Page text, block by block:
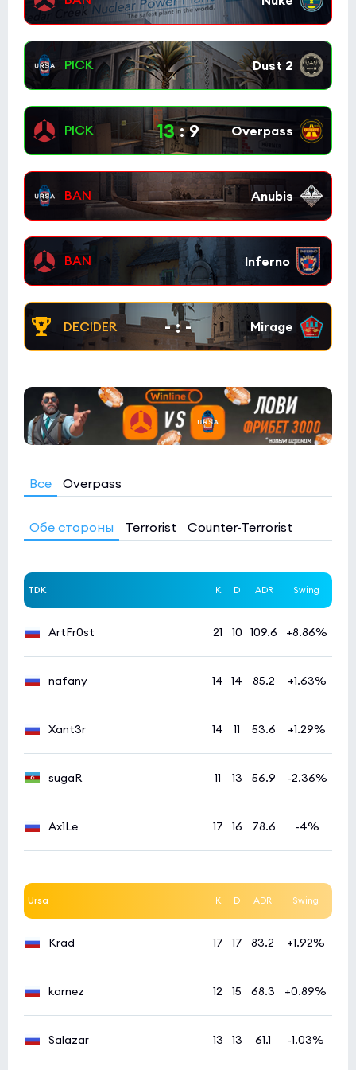
Grêmio
Keyd Stars 1
0:0
CCT 2026 Europe Series 6 (bo3)
CYBERSHOKE 0
GenOne 0
11:10
Tipsport Open Cup 1(bo3)
UNiTY 0
NAVI Junior 0
8:4
13 : 9
- : -
Все Overpass
Обе стороны Terrorist Counter-Terrorist
TDK K D ADR Swing
ArtFr0st 21 10 109.6 +8.86%
nafany 14 14 85.2 +1.63%
Xant3r 14 11 53.6 +1.29%
sugaR 11 13 56.9 -2.36%
Ax1Le 17 16 78.6 -4%
Ursa K D ADR Swing
Krad 17 17 83.2 +1.92%
karnez 12 15 68.3 +0.89%
Salazar 13 13 61.1 -1.03%